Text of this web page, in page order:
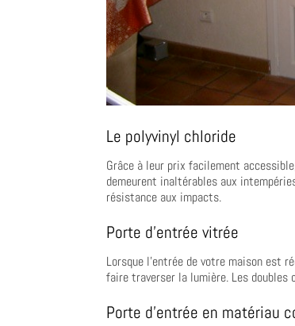
Le polyvinyl chloride
Grâce à leur prix facilement
demeurent inaltérables aux
résistance aux impacts.
Porte d’entrée vitrée
Lorsque l’entrée de votre maison est
faire traverser la lumière. Les
Porte d’entrée en matériau